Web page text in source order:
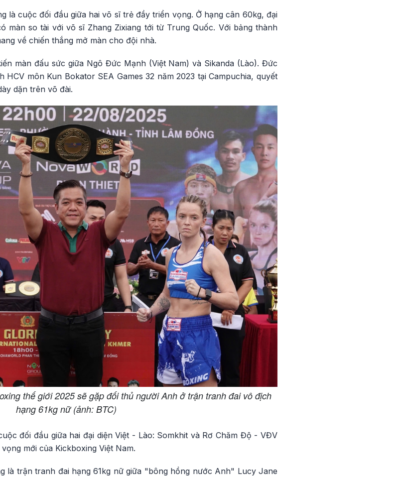
là cuộc đối đầu giữa hai võ sĩ trẻ đầy triển vọng. Ở hạng cân 60kg, đại
màn so tài với võ sĩ Zhang Zixiang tới từ Trung Quốc. Với bảng thành
về chiến thắng mở màn cho đội nhà.
màn đấu sức giữa Ngô Đức Mạnh (Việt Nam) và Sikanda (Lào). Đức
môn Kun Bokator SEA Games 32 năm 2023 tại Campuchia, quyết
dặn trên võ đài.
thế giới 2025 sẽ gặp đối thủ người Anh ở trận tranh đai vô địch
hạng 61kg nữ (ảnh: BTC)
đối đầu giữa hai đại diện Việt - Lào: Somkhit và Rơ Chăm Độ - VĐV
mới của Kickboxing Việt Nam.
là trận tranh đai hạng 61kg nữ giữa "bông hồng nước Anh" Lucy Jane